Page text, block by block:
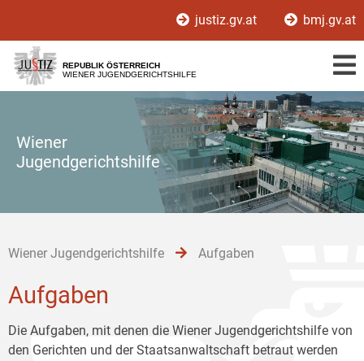
[1]
[2]
[3]
justiz.gv.at bmj.gv.at
REPUBLIK ÖSTERREICH
WIENER JUGENDGERICHTSHILFE
Wiener
Jugendgerichtshilfe
Wiener Jugendgerichtshilfe Aufgaben
Aufgaben
Die Aufgaben, mit denen die Wiener Jugendgerichtshilfe von
den Gerichten und der Staatsanwaltschaft betraut werden